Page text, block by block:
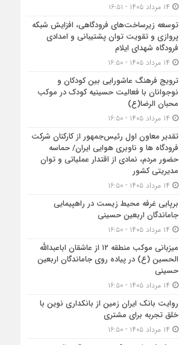
توسعه زیرساخت‌های فرودگاهی، افزایش شبکه
پروازی و تقویت توان پشتیبانی و امدادی
فرودگاه شهدای ایلام
ترویج فرهنگ عاشورایی بین کودکان و
نوجوانان با فعالیت حسینیه کودک در موکب
محبان الرضا(ع)
تقدیر معاون اول رئیس‌جمهور از کارکنان شرکت
فرودگاه ها و ناوبری هوایی ایران/ حماسه
حضور مردم، نمادی از اقتدار عملیاتی و توان
مدیریتی کشور
برپایی غرفه محیط زیست در راهپیمایی
جاماندگان اربعین حسینی
میزبانی موکب منطقه ۱۲ از عاشقان اباعبدالله
الحسین (ع) در پیاده روی جاماندگان اربعین
حسینی
روایت بانک ایران زمین از بانکداری نوین با
خلق تجربه برای مشتری